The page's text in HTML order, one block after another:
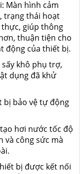
Màn hình cảm
trạng thái hoạt
giúp thông
thuận tiện cho
động của thiết bị.
sấy khô phụ trợ,
dụng đã khử
bị bảo vệ tự động
hơi nước tốc độ
và công sức mà
bị được kết nối